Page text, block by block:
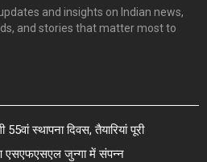
and insights on Indian news,
and stories that matter most to
स्थापना दिवस, तैयारियां पूरी
एसएफएसएल जुन्गा में संपन्न